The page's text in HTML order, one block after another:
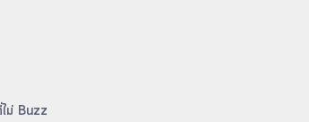
ม่ Buzz